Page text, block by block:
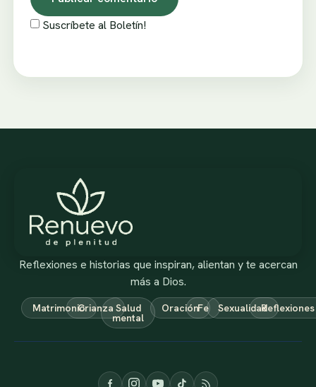
Suscríbete al Boletín!
Reflexiones e historias que inspiran, alientan y te acercan
más a Dios.
MatrimonioCrianza Salud
mental
OraciónFe SexualidadReflexiones